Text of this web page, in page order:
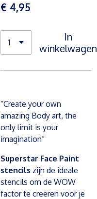
€ 4,95
In
winkelwagen
“Create your own
amazing Body art, the
only limit is your
imagination”
Superstar Face Paint
stencils zijn de ideale
stencils om de WOW
factor te creëren voor je